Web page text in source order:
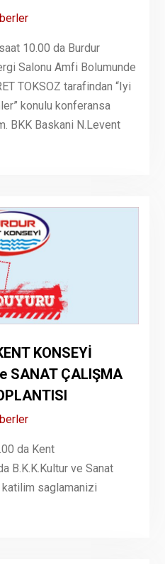
10.00 da Burdur
Salonu Amfi Bolumunde
TOKSOZ tarafindan “Iyi
konulu konferansa
BKK Baskani N.Levent
KONSEYİ
SANAT ÇALIŞMA
da Kent
B.K.K.Kultur ve Sanat
saglamanizi